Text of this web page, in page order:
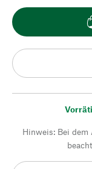
Hinweis: Bei